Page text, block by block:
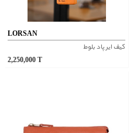
LORSAN
کیف ایر پاد بلوط
2,250,000